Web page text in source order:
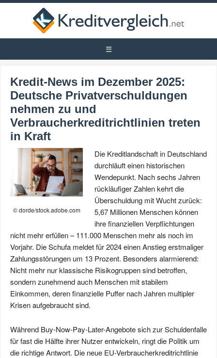
Kredit-News im Dezember 2025:
Deutsche Privatverschuldungen
nehmen zu und
Verbraucherkreditrichtlinien treten
in Kraft
© dorde/stock.adobe.com
Die Kreditlandschaft in Deutschland
durchläuft einen historischen
Wendepunkt. Nach sechs Jahren
rückläufiger Zahlen kehrt die
Überschuldung mit Wucht zurück:
5,67 Millionen Menschen können
ihre finanziellen Verpflichtungen
nicht mehr erfüllen – 111.000 Menschen mehr als noch im
Vorjahr. Die Schufa meldet für 2024 einen Anstieg erstmaliger
Zahlungsstörungen um 13 Prozent. Besonders alarmierend:
Nicht mehr nur klassische Risikogruppen sind betroffen,
sondern zunehmend auch Menschen mit stabilem
Einkommen, deren finanzielle Puffer nach Jahren multipler
Krisen aufgebraucht sind.
Während Buy-Now-Pay-Later-Angebote sich zur Schuldenfalle
für fast die Hälfte ihrer Nutzer entwickeln, ringt die Politik um
die richtige Antwort. Die neue EU-Verbraucherkreditrichtlinie